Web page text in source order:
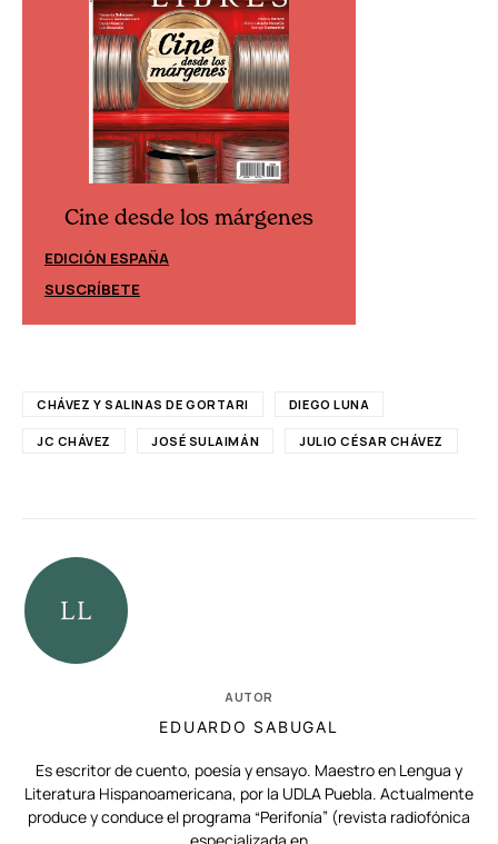
Cine desde los márgenes
EDICIÓN ESPAÑA
SUSCRÍBETE
CHÁVEZ Y SALINAS DE GORTARI DIEGO LUNA
JC CHÁVEZ JOSÉ SULAIMÁN JULIO CÉSAR CHÁVEZ
AUTOR
EDUARDO SABUGAL
Es escritor de cuento, poesía y ensayo. Maestro en Lengua y
Literatura Hispanoamericana, por la UDLA Puebla. Actualmente
produce y conduce el programa “Perifonía” (revista radiofónica